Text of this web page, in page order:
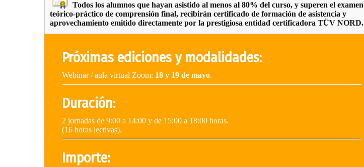
Todos los alumnos que hayan asistido al menos al 80% del curso, y superen el examen
teórico-práctico de comprensión final, recibirán certificado de formación de asistencia y
aprovechamiento emitido directamente por la prestigiosa entidad certificadora TÜV NORD.
Próximas ediciones y modalidades:
Webinar / aula virtual Zoom: 18 y 19 de mayo.
Duración:
2 jornadas de 9:00 a 14:00 y de 15:00 a 18:00 horas.
(16 horas lectivas).
Importe: